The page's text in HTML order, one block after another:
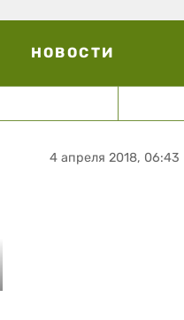
НОВОСТИ
4 апреля 2018, 06:43